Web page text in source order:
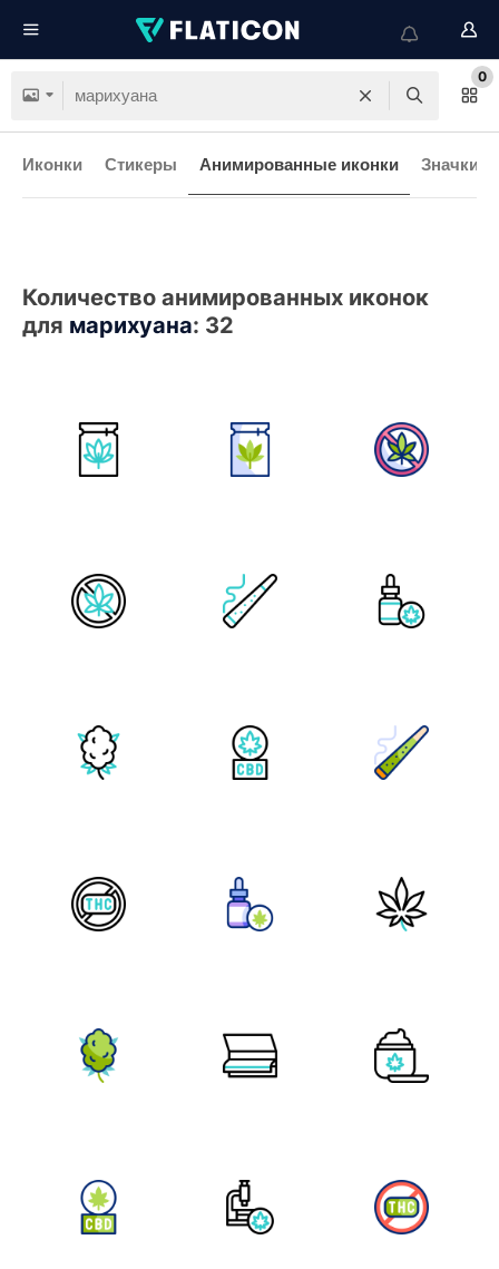
0
Иконки Стикеры Анимированные иконки Значки
Количество анимированных иконок
для марихуана: 32